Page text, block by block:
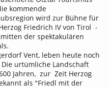
kommende
wird zur Bühne für
Friedrich IV von Tirol -
der spektakulären
Vent, leben heute noch
urtümliche Landschaft
Jahren, zur Zeit Herzog
als "Friedl mit der